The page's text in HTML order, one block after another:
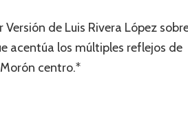
de Luis Rivera López
acentúa los múltiples reflejos de
centro.*